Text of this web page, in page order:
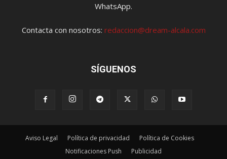
WhatsApp.
Contacta con nosotros: redaccion@dream-alcala.com
SÍGUENOS
Aviso Legal Política de privacidad
Política de Cookies
Notificaciones Push
Publicidad